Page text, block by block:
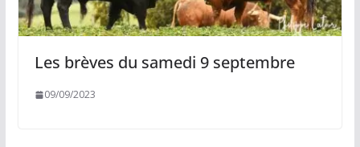
Les brèves du samedi 9 septembre
09/09/2023